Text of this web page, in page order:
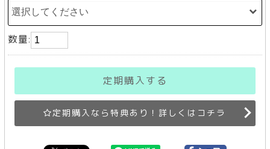
数量:
定期購入する
定期購入なら特典あり！詳しくはコチラ